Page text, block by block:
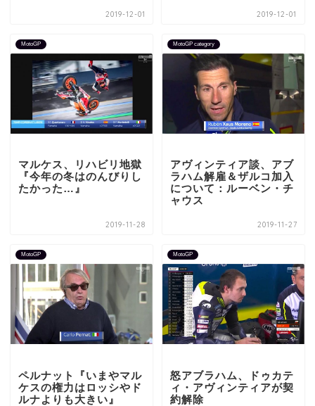
2019-12-01 2019-12-01
MotoGP
マルケス、リハビリ地獄
『今年の冬はのんびりし
たかった…』
2019-11-28
MotoGP category
アヴィンティア談、アブ
ラハム解雇＆ザルコ加入
について：ルーベン・チ
ャウス
2019-11-27
MotoGP
ペルナット『いまやマル
ケスの権力はロッシやド
ルナよりも大きい』
MotoGP
怒アブラハム、ドゥカテ
ィ・アヴィンティアが契
約解除